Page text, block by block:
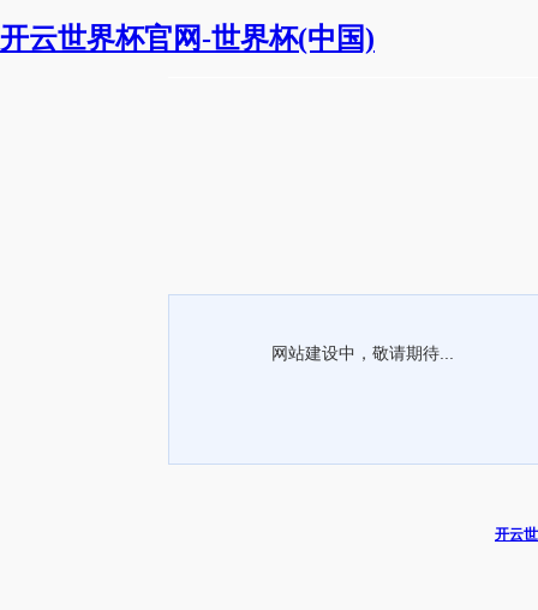
开云世界杯官网-世界杯(中国)
网站建设中，敬请期待...
开云